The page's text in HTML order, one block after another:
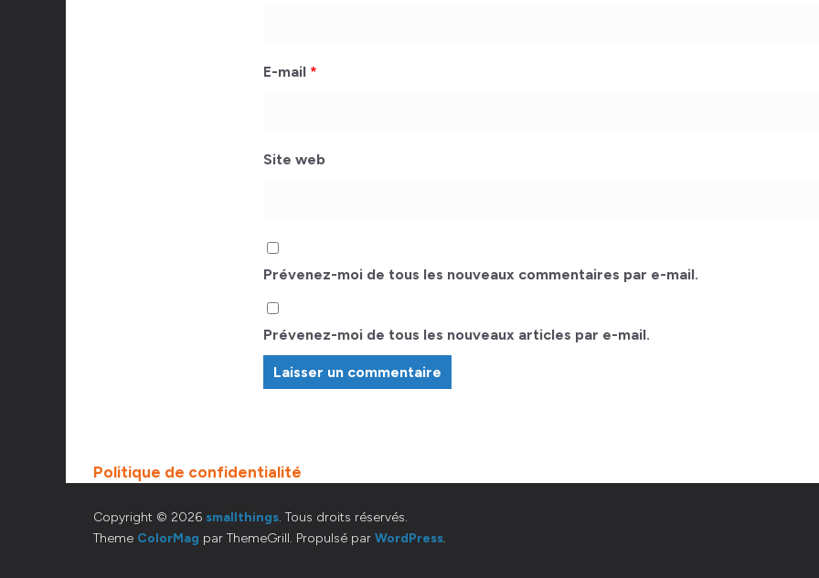
E-mail *
Site web
Prévenez-moi de tous les nouveaux commentaires par e-mail.
Prévenez-moi de tous les nouveaux articles par e-mail.
Politique de confidentialité
Copyright © 2026 smallthings. Tous droits réservés.
Theme ColorMag par ThemeGrill. Propulsé par WordPress.